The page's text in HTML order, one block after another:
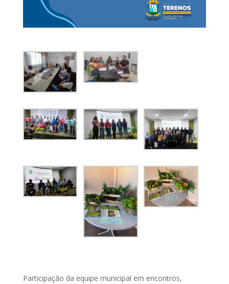
Participação da equipe municipal em encontros,